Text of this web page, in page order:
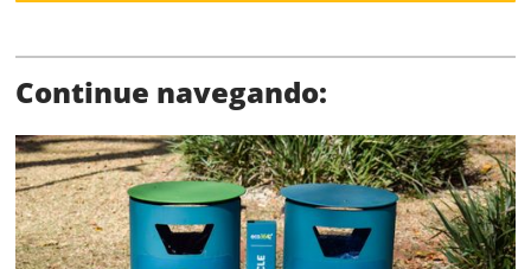
Continue navegando:
Status